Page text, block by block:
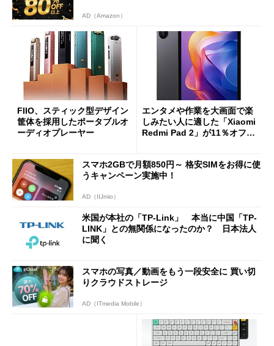
AD（Amazon）
FIIO、スティック型デザイン
筐体を採用したポータブルオ
ーディオプレーヤー
エンタメや作業を大画面で楽
しみたい人に適した「Xiaomi
Redmi Pad 2」が11％オフの
スマホ2GBで月額850円～ 格安SIMをお得に使
うキャンペーン実施中！
AD（IIJmio）
米国が本社の「TP-Link」 本当に中国「TP-
LINK」との無関係になったのか？ 日本法人
に聞く
スマホの写真／動画をもう一段安全に 買い切
りクラウドストレージ
AD（ITmedia Mobile）